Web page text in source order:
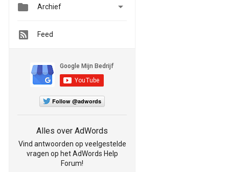
 Archief 
Feed
Follow @adwords
Alles over AdWords
Vind antwoorden op veelgestelde
vragen op het AdWords Help
Forum!